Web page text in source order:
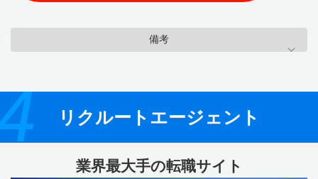
備考
リクルートエージェント
業界最大手の転職サイト